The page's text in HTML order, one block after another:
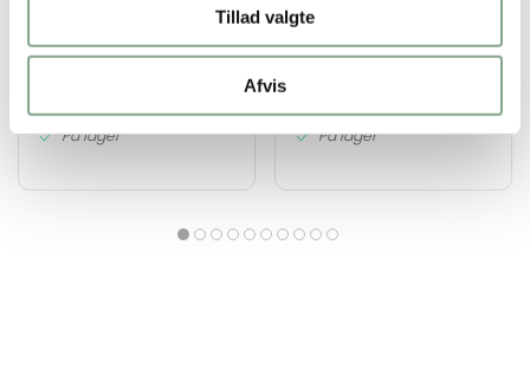
Tillad valgte
Afvis
DKK 961,25 inkl. moms
På lager
DKK 143,20
DKK 179,00 inkl. moms
På lager